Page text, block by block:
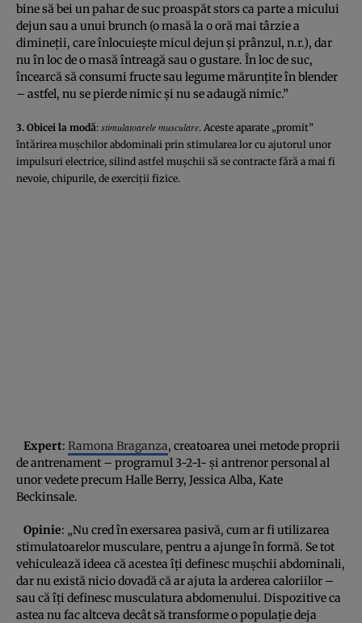
bine să bei un pahar de suc proaspăt stors ca parte a micului
dejun sau a unui brunch (o masă la o oră mai târzie a
dimineţii, care înlocuieşte micul dejun şi prânzul, n.r.), dar
nu în loc de o masă întreagă sau o gustare. În loc de suc,
încearcă să consumi fructe sau legume mărunţite în blender
– astfel, nu se pierde nimic şi nu se adaugă nimic.”
3. Obicei la modă: stimulatoarele musculare. Aceste aparate „promit”
întărirea muşchilor abdominali prin stimularea lor cu ajutorul unor
impulsuri electrice, silind astfel muşchii să se contracte fără a mai fi
nevoie, chipurile, de exerciţii fizice.
Expert: Ramona Braganza, creatoarea unei metode proprii
de antrenament – programul 3-2-1- şi antrenor personal al
unor vedete precum Halle Berry, Jessica Alba, Kate
Beckinsale.
Opinie: „Nu cred în exersarea pasivă, cum ar fi utilizarea
stimulatoarelor musculare, pentru a ajunge în formă. Se tot
vehiculează ideea că acestea îţi definesc muşchii abdominali,
dar nu există nicio dovadă că ar ajuta la arderea caloriilor –
sau că îţi definesc musculatura abdomenului. Dispozitive ca
astea nu fac altceva decât să transforme o populaţie deja